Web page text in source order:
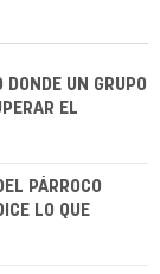
DONDE UN GRUPO
EL
PÁRROCO
LO QUE